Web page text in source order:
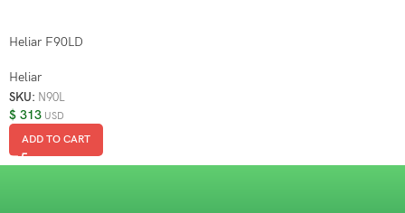
Heliar F90LD
Heliar
SKU: N90L
$ 313 USD
ADD TO CART